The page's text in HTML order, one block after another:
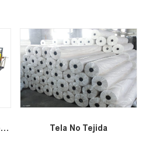
Máquina automática de coser y cortar bolsas tejidas PP Tela No Tejida